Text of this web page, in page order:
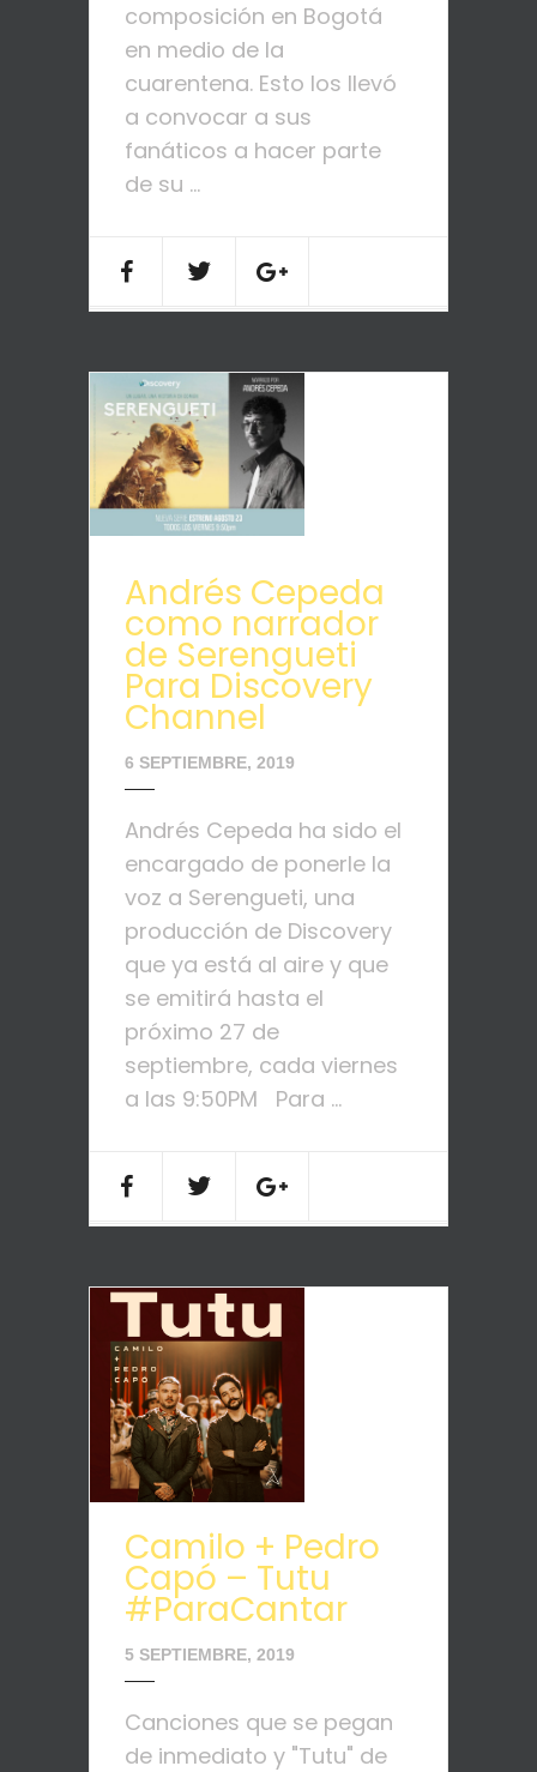
composición en Bogotá
en medio de la
cuarentena. Esto los llevó
a convocar a sus
fanáticos a hacer parte
de su ...
Andrés Cepeda
como narrador
de Serengueti
Para Discovery
Channel
6 SEPTIEMBRE, 2019
Andrés Cepeda ha sido el
encargado de ponerle la
voz a Serengueti, una
producción de Discovery
que ya está al aire y que
se emitirá hasta el
próximo 27 de
septiembre, cada viernes
a las 9:50PM Para ...
Camilo + Pedro
Capó – Tutu
#ParaCantar
5 SEPTIEMBRE, 2019
Canciones que se pegan
de inmediato y "Tutu" de